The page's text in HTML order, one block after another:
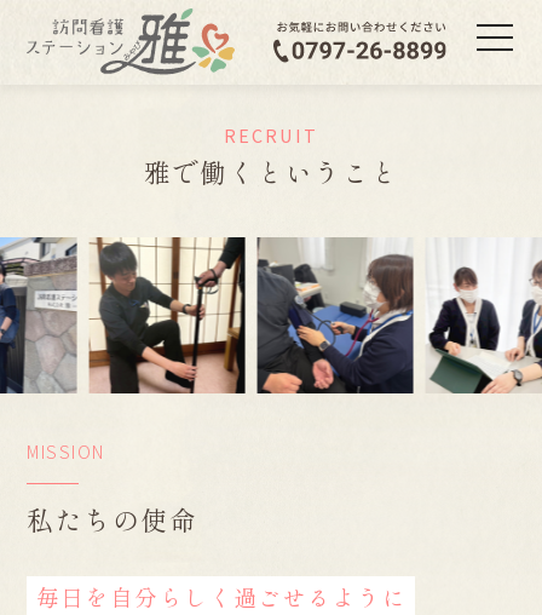
RECRUIT
雅で働くということ
MISSION
私たちの使命
毎日を自分らしく過ごせるように